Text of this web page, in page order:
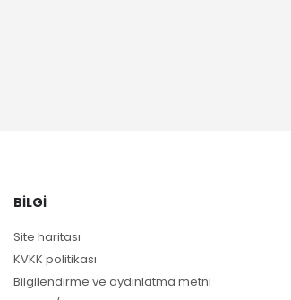
BILGI
Site haritası
KVKK politikası
Bilgilendirme ve aydınlatma metni